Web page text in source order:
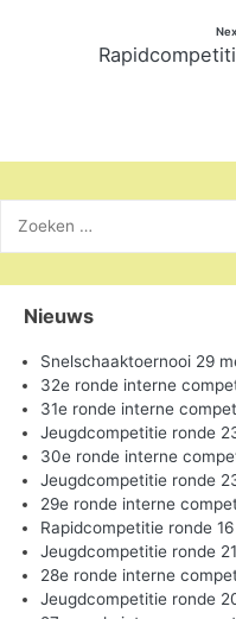
naar:
Nieuws
Snelschaaktoernooi 29
32e ronde interne
31e ronde interne
Jeugdcompetitie ronde
30e ronde interne
Jeugdcompetitie ronde
29e ronde interne
Rapidcompetitie ronde
Jeugdcompetitie ronde 21
28e ronde interne
Jeugdcompetitie ronde